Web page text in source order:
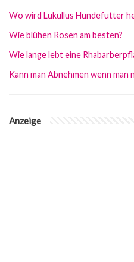
Wo wird Lukullus Hundefutter
Wie blühen Rosen am besten?
Wie lange lebt eine
Kann man Abnehmen wenn man
Anzeige